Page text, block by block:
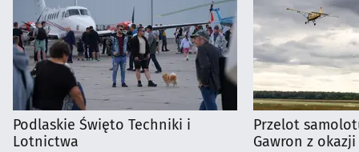
Podlaskie Święto Techniki i
Lotnictwa
Przelot
Gawron z